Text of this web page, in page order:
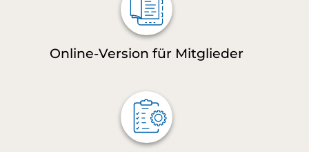
Online-Version für Mitglieder